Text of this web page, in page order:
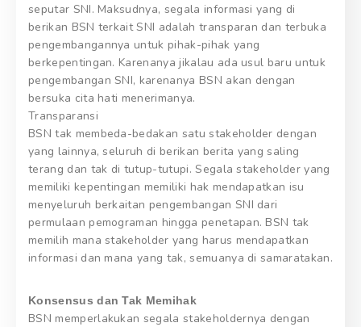
seputar SNI. Maksudnya, segala informasi yang di
berikan BSN terkait SNI adalah transparan dan terbuka
pengembangannya untuk pihak-pihak yang
berkepentingan. Karenanya jikalau ada usul baru untuk
pengembangan SNI, karenanya BSN akan dengan
bersuka cita hati menerimanya.
Transparansi
BSN tak membeda-bedakan satu stakeholder dengan
yang lainnya, seluruh di berikan berita yang saling
terang dan tak di tutup-tutupi. Segala stakeholder yang
memiliki kepentingan memiliki hak mendapatkan isu
menyeluruh berkaitan pengembangan SNI dari
permulaan pemograman hingga penetapan. BSN tak
memilih mana stakeholder yang harus mendapatkan
informasi dan mana yang tak, semuanya di samaratakan.
Konsensus dan Tak Memihak
BSN memperlakukan segala stakeholdernya dengan